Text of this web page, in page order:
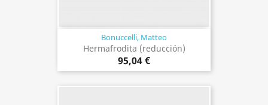
Bonuccelli, Matteo
Hermafrodita (reducción)
95,04 €